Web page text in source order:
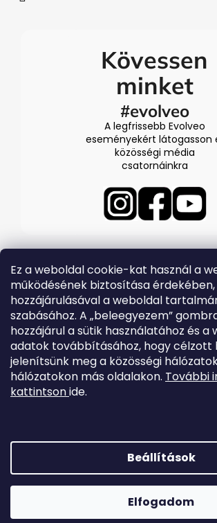
Ez a weboldal cookie-kat használ a
működésének biztosítása
hozzájárulásával a weboldal
szabásához. A „beleegyezem”
hozzájárul a sütik használatához és a
adatok továbbításához, hogy célzott
jelenítsünk meg a közösségi
hálózatokon más oldalakon. További
kattintsonide.
Beállítások
Elfogadom
Kövessen
minket
#evolveo
A legfrissebb Evolveo
eseményekért látogasson
közösségi média
csatornáinkra
Shoptet készítette
Copyright 2026
EVOLVEO.hu . Minden